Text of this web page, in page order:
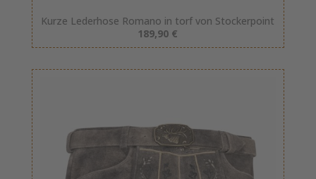
Kurze Lederhose Romano in torf von Stockerpoint
189,90 €